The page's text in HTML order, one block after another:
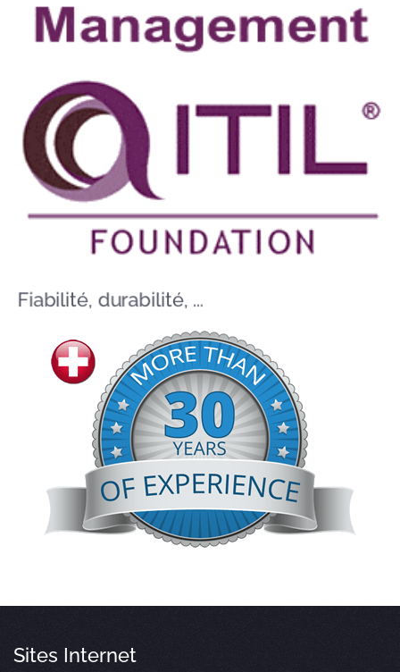
Fiabilité, durabilité, ...
Sites Internet